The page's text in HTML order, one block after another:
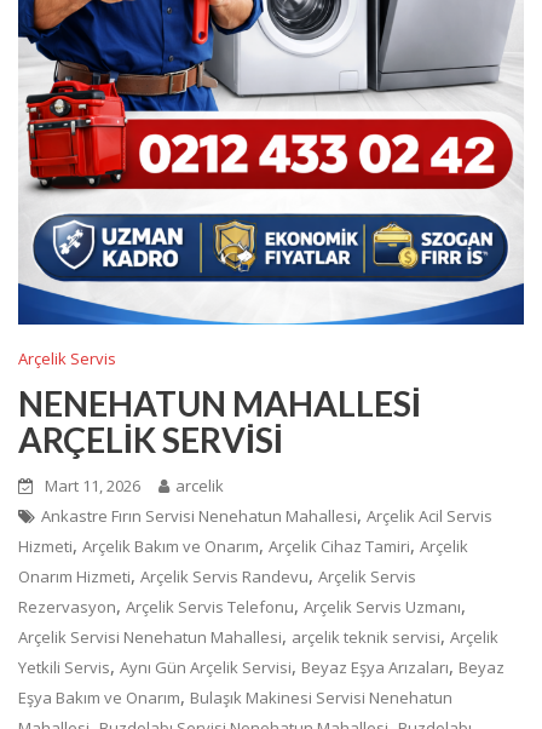
Arçelik Servis
NENEHATUN MAHALLESİ
ARÇELİK SERVİSİ
Mart 11, 2026
arcelik
Ankastre Fırın Servisi Nenehatun Mahallesi, Arçelik Acil Servis
Hizmeti, Arçelik Bakım ve Onarım, Arçelik Cihaz Tamiri, Arçelik
Onarım Hizmeti, Arçelik Servis Randevu, Arçelik Servis
Rezervasyon, Arçelik Servis Telefonu, Arçelik Servis Uzmanı,
Arçelik Servisi Nenehatun Mahallesi, arçelik teknik servisi, Arçelik
Yetkili Servis, Aynı Gün Arçelik Servisi, Beyaz Eşya Arızaları, Beyaz
Eşya Bakım ve Onarım, Bulaşık Makinesi Servisi Nenehatun